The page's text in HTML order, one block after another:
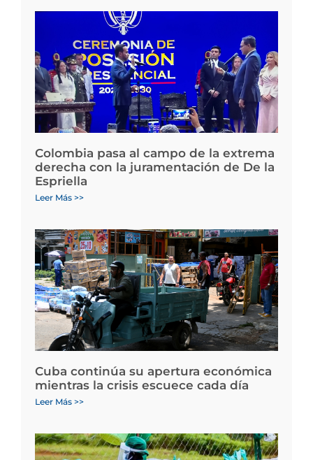
Colombia pasa al campo de la extrema
derecha con la juramentación de De la
Espriella
Leer Más >>
Cuba continúa su apertura económica
mientras la crisis escuece cada día
Leer Más >>